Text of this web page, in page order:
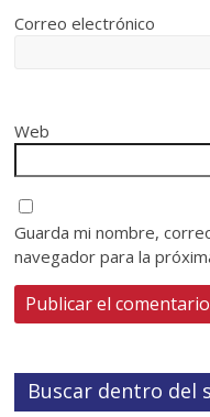
Correo electrónico
Web
Guarda mi nombre,
navegador para la
Buscar dentro del